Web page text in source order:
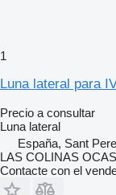
1
Luna lateral para
Precio a consultar
Luna lateral
España, Sant
LAS COLINAS
Contacte con el